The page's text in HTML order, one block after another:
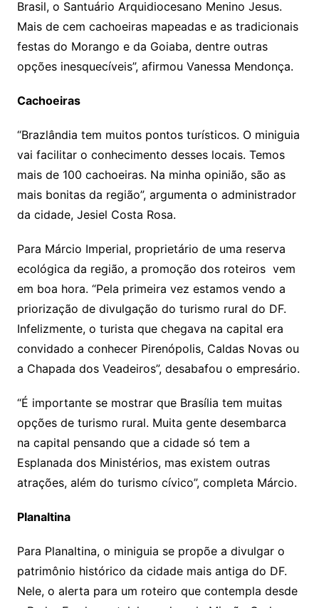
Brasil, o Santuário Arquidiocesano Menino Jesus.
Mais de cem cachoeiras mapeadas e as tradicionais
festas do Morango e da Goiaba, dentre outras
opções inesquecíveis”, afirmou Vanessa Mendonça.
Cachoeiras
“Brazlândia tem muitos pontos turísticos. O miniguia
vai facilitar o conhecimento desses locais. Temos
mais de 100 cachoeiras. Na minha opinião, são as
mais bonitas da região”, argumenta o administrador
da cidade, Jesiel Costa Rosa.
Para Márcio Imperial, proprietário de uma reserva
ecológica da região, a promoção dos roteiros vem
em boa hora. “Pela primeira vez estamos vendo a
priorização de divulgação do turismo rural do DF.
Infelizmente, o turista que chegava na capital era
convidado a conhecer Pirenópolis, Caldas Novas ou
a Chapada dos Veadeiros”, desabafou o empresário.
“É importante se mostrar que Brasília tem muitas
opções de turismo rural. Muita gente desembarca
na capital pensando que a cidade só tem a
Esplanada dos Ministérios, mas existem outras
atrações, além do turismo cívico”, completa Márcio.
Planaltina
Para Planaltina, o miniguia se propõe a divulgar o
patrimônio histórico da cidade mais antiga do DF.
Nele, o alerta para um roteiro que contempla desde